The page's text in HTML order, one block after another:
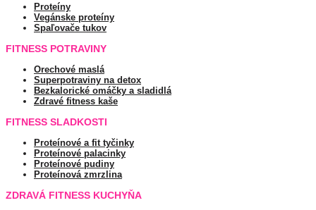
Proteíny
Vegánske proteíny
Spaľovače tukov
FITNESS POTRAVINY
Orechové maslá
Superpotraviny na detox
Bezkalorické omáčky a sladidlá
Zdravé fitness kaše
FITNESS SLADKOSTI
Proteínové a fit tyčinky
Proteínové palacinky
Proteínové pudiny
Proteínová zmrzlina
ZDRAVÁ FITNESS KUCHYŇA